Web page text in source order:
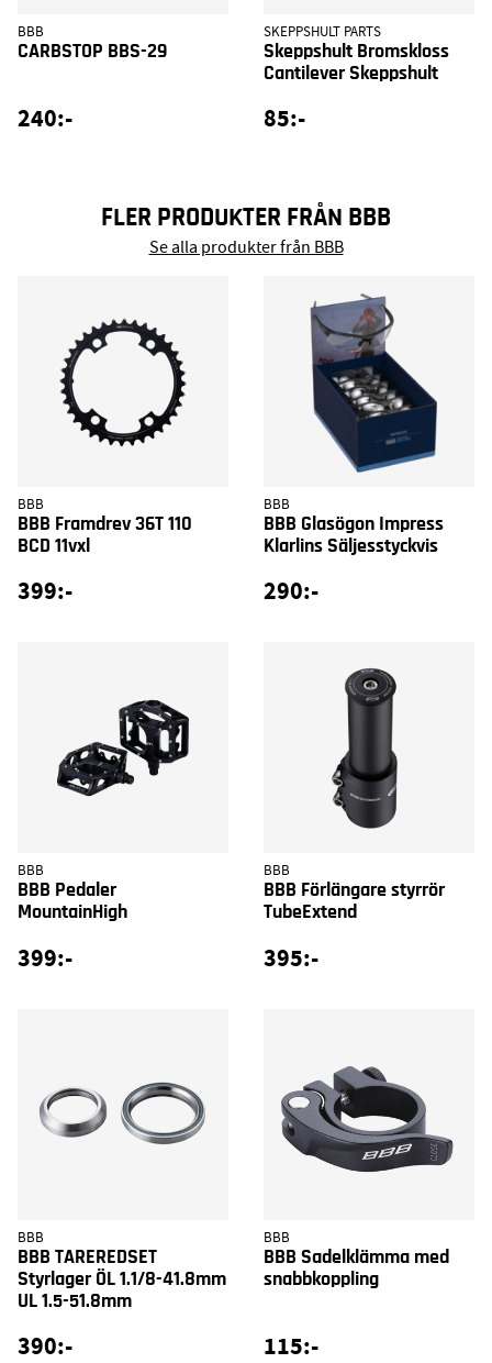
BBB
CARBSTOP BBS-29
240:-
SKEPPSHULT PARTS
Skeppshult Bromskloss
Cantilever Skeppshult
85:-
FLER PRODUKTER FRÅN BBB
Se alla produkter från BBB
BBB
BBB Framdrev 36T 110
BCD 11vxl
399:-
BBB
BBB Glasögon Impress
Klarlins Säljesstyckvis
290:-
BBB
BBB Pedaler
MountainHigh
399:-
BBB
BBB Förlängare styrrör
TubeExtend
395:-
BBB
BBB TAREREDSET
Styrlager ÖL 1.1/8-41.8mm
UL 1.5-51.8mm
390:-
BBB
BBB Sadelklämma med
snabbkoppling
115:-